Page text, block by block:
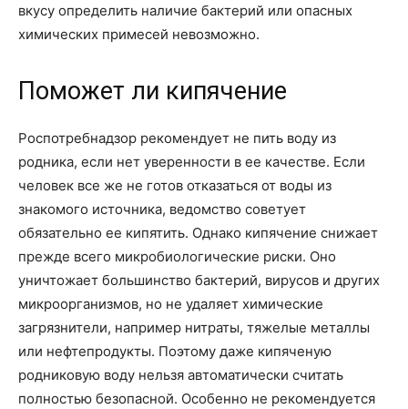
вкусу определить наличие бактерий или опасных
химических примесей невозможно.
Поможет ли кипячение
Роспотребнадзор рекомендует не пить воду из
родника, если нет уверенности в ее качестве. Если
человек все же не готов отказаться от воды из
знакомого источника, ведомство советует
обязательно ее кипятить. Однако кипячение снижает
прежде всего микробиологические риски. Оно
уничтожает большинство бактерий, вирусов и других
микроорганизмов, но не удаляет химические
загрязнители, например нитраты, тяжелые металлы
или нефтепродукты. Поэтому даже кипяченую
родниковую воду нельзя автоматически считать
полностью безопасной. Особенно не рекомендуется